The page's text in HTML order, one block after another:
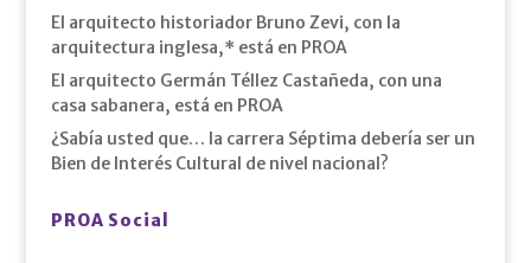
El arquitecto historiador Bruno Zevi, con la
arquitectura inglesa,* está en PROA
El arquitecto Germán Téllez Castañeda, con una
casa sabanera, está en PROA
¿Sabía usted que… la carrera Séptima debería ser un
Bien de Interés Cultural de nivel nacional?
PROA Social